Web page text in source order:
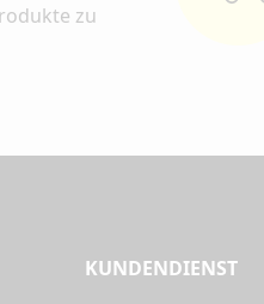
zu
KUNDENDIENST